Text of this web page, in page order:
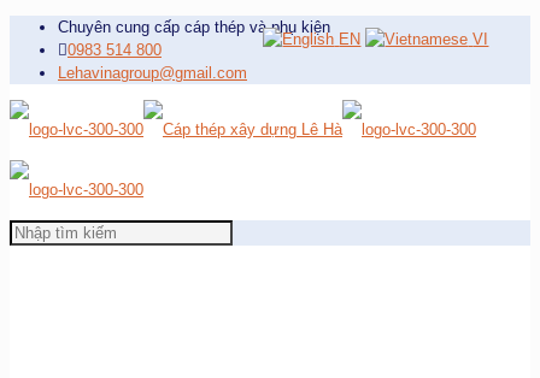
Chuyên cung cấp cáp thép và phụ kiện
0983 514 800
Lehavinagroup@gmail.com
EN VI